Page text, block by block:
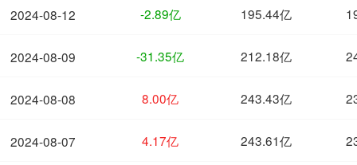
2024-08-12
2024-08-09
2024-08-08
2024-08-07
-2.89亿 195.44亿
-31.35亿 212.18亿
8.00亿 243.43亿
4.17亿 243.61亿